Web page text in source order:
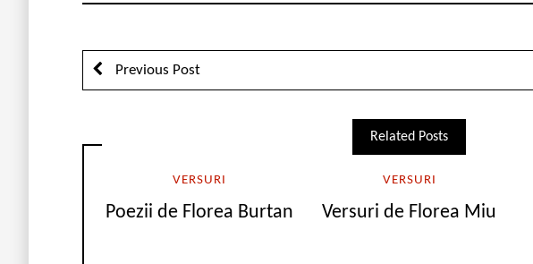
Previous Post
Related Posts
VERSURI
Poezii de Florea Burtan
VERSURI
Versuri de Florea Miu